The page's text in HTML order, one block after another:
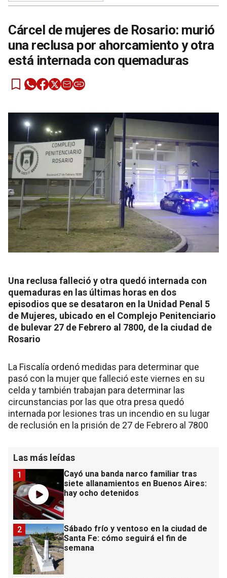
Cárcel de mujeres de Rosario: murió
una reclusa por ahorcamiento y otra
está internada con quemaduras
Una reclusa falleció y otra quedó internada con
quemaduras en las últimas horas en dos
episodios que se desataron en la Unidad Penal 5
de Mujeres, ubicado en el Complejo Penitenciario
de bulevar 27 de Febrero al 7800, de la ciudad de
Rosario
La Fiscalía ordenó medidas para determinar que
pasó con la mujer que falleció este viernes en su
celda y también trabajan para determinar las
circunstancias por las que otra presa quedó
internada por lesiones tras un incendio en su lugar
de reclusión en la prisión de 27 de Febrero al 7800
Las más leídas
Cayó una banda narco familiar tras
siete allanamientos en Buenos Aires:
hay ocho detenidos
1
Sábado frío y ventoso en la ciudad de
Santa Fe: cómo seguirá el fin de
semana
2